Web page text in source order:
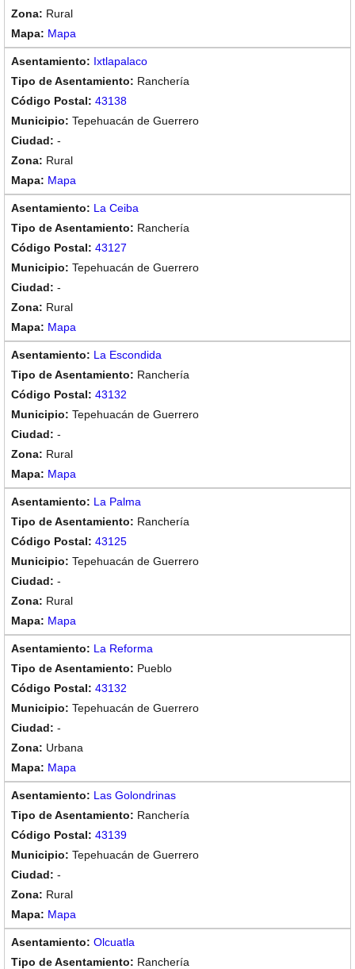
Rural
Mapa
Ixtlapalaco
Ranchería
43138
Tepehuacán de Guerrero
-
Rural
Mapa
La Ceiba
Ranchería
43127
Tepehuacán de Guerrero
-
Rural
Mapa
La Escondida
Ranchería
43132
Tepehuacán de Guerrero
-
Rural
Mapa
La Palma
Ranchería
43125
Tepehuacán de Guerrero
-
Rural
Mapa
La Reforma
Pueblo
43132
Tepehuacán de Guerrero
-
Urbana
Mapa
Las Golondrinas
Ranchería
43139
Tepehuacán de Guerrero
-
Rural
Mapa
Olcuatla
Ranchería